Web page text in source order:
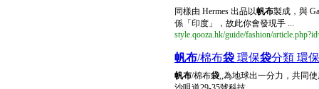
同樣由 Hermes 出品以帆布製成，與
係「印度」，故此你會發現手 ...
style.qooza.hk/guide/fashion/
帆布/棉布袋 環保袋分類 環保
帆布/棉布袋,,為地球出一分力，共同